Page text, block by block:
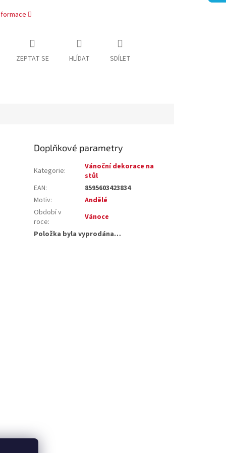
ZEPTAT SE HLÍDAT SDÍLET
Doplňkové parametry
Kategorie:
Vánoční dekorace na
stůl
EAN:
8595603423834
Motiv:
Andělé
Období v
roce:
Vánoce
Položka byla vyprodána…